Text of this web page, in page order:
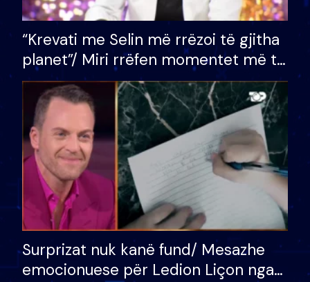
“Krevati me Selin më rrëzoi të gjitha
planet”/ Miri rrëfen momentet më të
bukura në shtëpinë e BB VIP: Do më
mungojë zilja e mëngjesit kur…
Surprizat nuk kanë fund/ Mesazhe
emocionuese për Ledion Liçon nga